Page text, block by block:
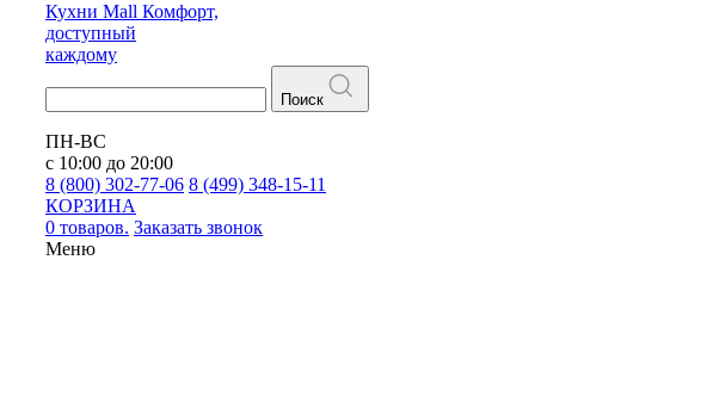
Кухни Mall Комфорт,
доступный
каждому
Поиск
ПН-ВС
с 10:00 до 20:00
8 (800) 302-77-06 8 (499) 348-15-11
КОРЗИНА
0 товаров. Заказать звонок
Меню